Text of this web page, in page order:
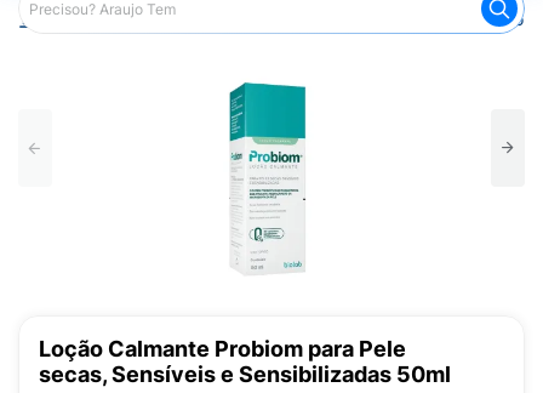
Araujo Dermocosméticos Dermocosméticos para o
Loção Calmante Probiom para Pele
secas, Sensíveis e Sensibilizadas 50ml